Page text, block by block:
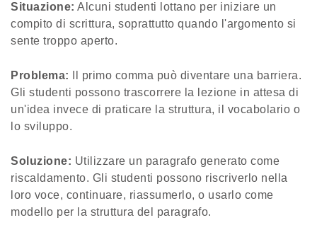
Situazione: Alcuni studenti lottano per iniziare un
compito di scrittura, soprattutto quando l'argomento si
sente troppo aperto.
Problema: Il primo comma può diventare una barriera.
Gli studenti possono trascorrere la lezione in attesa di
un'idea invece di praticare la struttura, il vocabolario o
lo sviluppo.
Soluzione: Utilizzare un paragrafo generato come
riscaldamento. Gli studenti possono riscriverlo nella
loro voce, continuare, riassumerlo, o usarlo come
modello per la struttura del paragrafo.